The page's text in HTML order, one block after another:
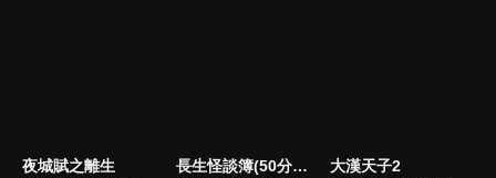
夜城賦之離生 長生怪談簿(50分鐘版) 大漢天子2